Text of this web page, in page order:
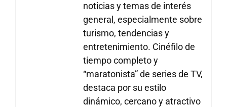
noticias y temas de interés
general, especialmente sobre
turismo, tendencias y
entretenimiento. Cinéfilo de
tiempo completo y
“maratonista” de series de TV,
destaca por su estilo
dinámico, cercano y atractivo